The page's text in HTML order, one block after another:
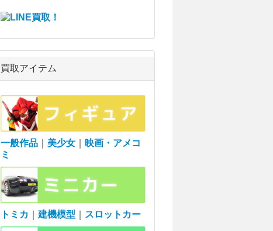
買取アイテム
一般作品｜ 美少女｜
映画・アメコ
ミ
トミカ 建機模型 スロットカー